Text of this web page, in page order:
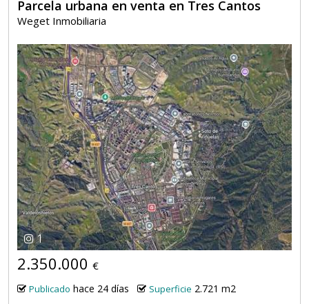
Parcela urbana en venta en Tres Cantos
Weget Inmobiliaria
1
2.350.000 €
Publicado hace 24 días Superficie 2.721 m2